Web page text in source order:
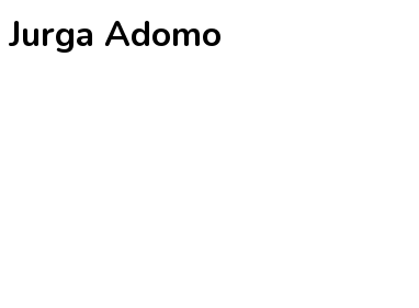
Jurga Adomo